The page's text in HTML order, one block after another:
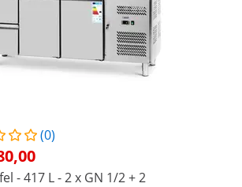
Vergelijk meer attributen
(0)
- 417 L - 2 x GN 1/2 + 2
Catering